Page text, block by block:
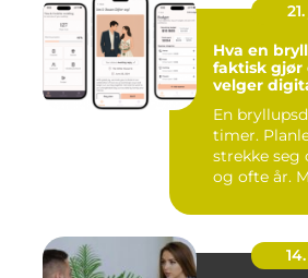
Hva en
faktisk gjør og hvorfor flere
velger
En
timer.
strekke seg
og ofte år.